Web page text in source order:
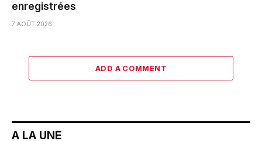
enregistrées
7 AOÛT 2026
ADD A COMMENT
A LA UNE